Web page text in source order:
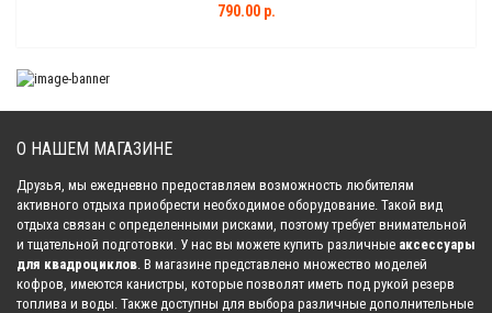
790.00 р.
О НАШЕМ МАГАЗИНЕ
Друзья, мы ежедневно предоставляем возможность любителям
активного отдыха приобрести необходимое оборудование. Такой вид
отдыха связан с определенными рисками, поэтому требует внимательной
и тщательной подготовки. У нас вы можете купить различные аксессуары
для квадроциклов . В магазине представлено множество моделей
кофров, имеются канистры, которые позволят иметь под рукой резерв
топлива и воды. Также доступны для выбора различные дополнительные